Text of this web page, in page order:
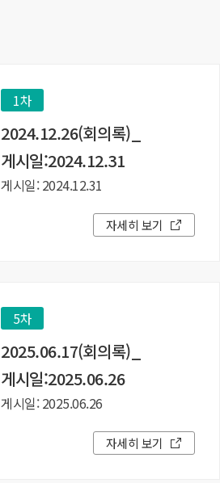
1차
2024.12.26(회의록)_
게시일:2024.12.31
게시일: 2024.12.31
자세히 보기
5차
2025.06.17(회의록)_
게시일:2025.06.26
게시일: 2025.06.26
자세히 보기